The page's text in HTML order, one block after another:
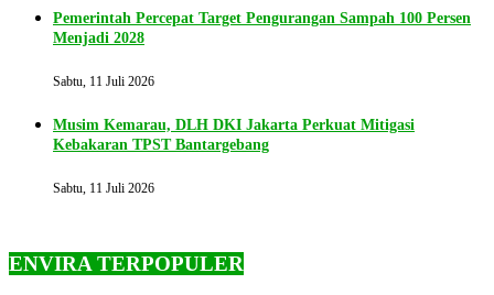
Pemerintah Percepat Target Pengurangan Sampah 100 Persen
Menjadi 2028
Sabtu, 11 Juli 2026
Musim Kemarau, DLH DKI Jakarta Perkuat Mitigasi
Kebakaran TPST Bantargebang
Sabtu, 11 Juli 2026
ENVIRA TERPOPULER